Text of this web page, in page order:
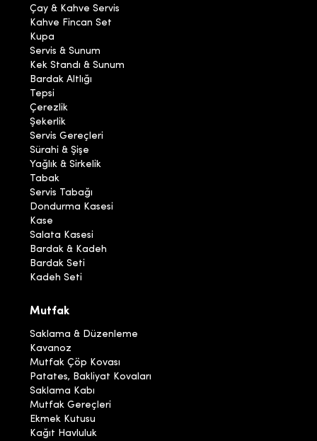
Çay & Kahve Servis
Kahve Fincan Set
Kupa
Servis & Sunum
Kek Standı & Sunum
Bardak Altlığı
Tepsi
Çerezlik
Şekerlik
Servis Gereçleri
Sürahi & Şişe
Yağlık & Sirkelik
Tabak
Servis Tabağı
Dondurma Kasesi
Kase
Salata Kasesi
Bardak & Kadeh
Bardak Seti
Kadeh Seti
Mutfak
Saklama & Düzenleme
Kavanoz
Mutfak Çöp Kovası
Patates, Bakliyat Kovaları
Saklama Kabı
Mutfak Gereçleri
Ekmek Kutusu
Kağıt Havluluk